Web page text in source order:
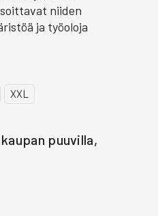
niiden
ja työoloja
XXL
puuvilla,